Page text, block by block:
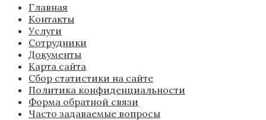
Главная
Контакты
Услуги
Сотрудники
Документы
Карта сайта
Сбор статистики на сайте
Политика конфиденциальности
Форма обратной связи
Часто задаваемые вопросы